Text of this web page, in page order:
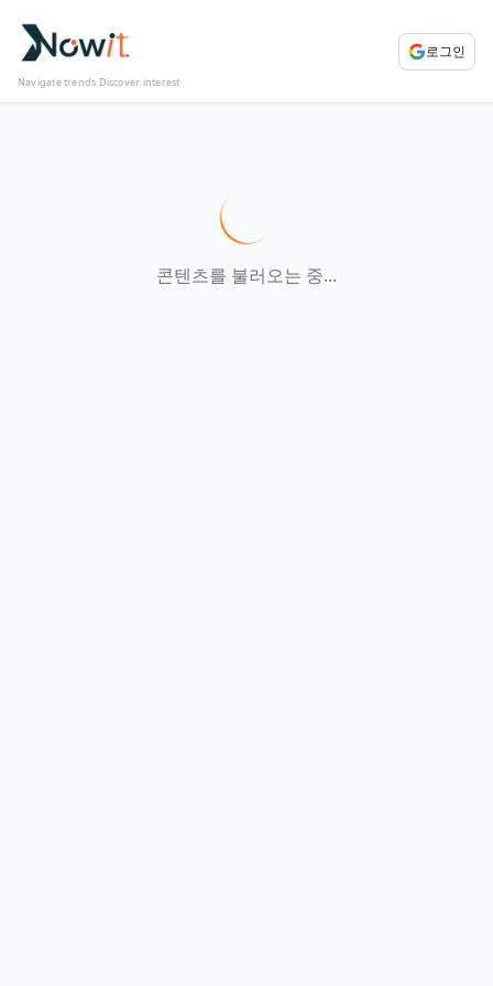
Navigate trends Discover interest
로그인
콘텐츠를 불러오는 중...